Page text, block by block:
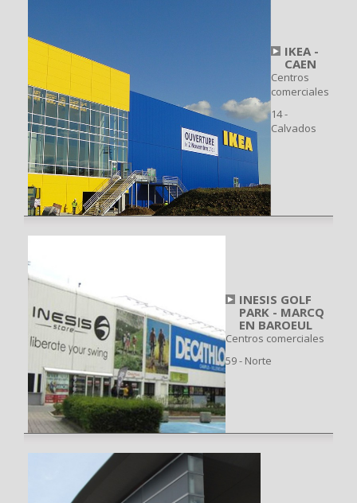
IKEA -
CAEN
Centros
comerciales
14 -
Calvados
INESIS GOLF
PARK - MARCQ
EN BAROEUL
Centros comerciales
59 - Norte